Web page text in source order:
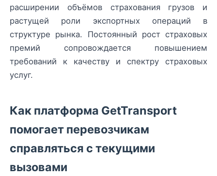
расширении объёмов страхования грузов и
растущей роли экспортных операций в
структуре рынка. Постоянный рост страховых
премий сопровождается повышением
требований к качеству и спектру страховых
услуг.
Как платформа GetTransport
помогает перевозчикам
справляться с текущими
вызовами